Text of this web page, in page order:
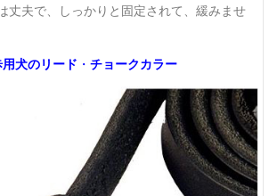
丈夫で、しっかりと固定されて、緩みませ
犬のリード ・ チョークカラー